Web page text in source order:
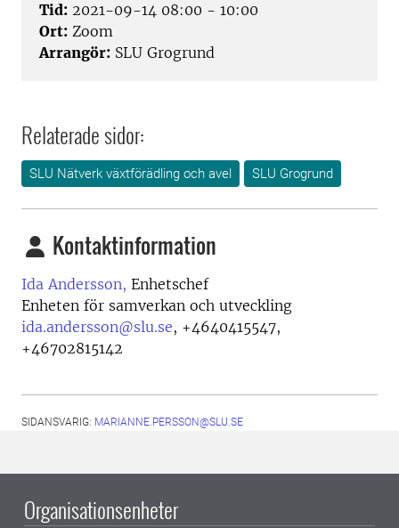
Tid: 2021-09-14 08:00 - 10:00
Ort: Zoom
Arrangör: SLU Grogrund
Relaterade sidor:
SLU Nätverk växtförädling och avel SLU Grogrund
Kontaktinformation
Ida Andersson, Enhetschef
Enheten för samverkan och utveckling
ida.andersson@slu.se, +4640415547,
+46702815142
SIDANSVARIG: MARIANNE.PERSSON@SLU.SE
Organisationsenheter